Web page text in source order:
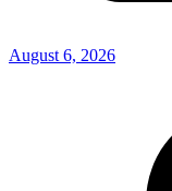
August 6, 2026